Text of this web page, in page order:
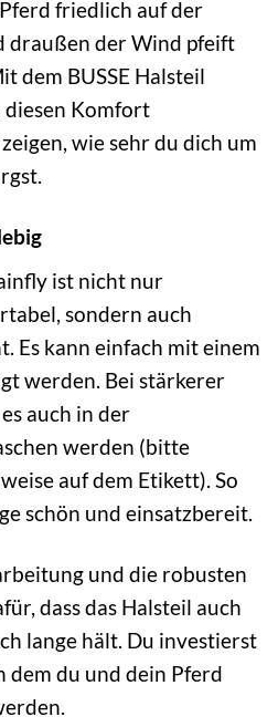
friedlich auf der
draußen der Wind pfeift
dem BUSSE Halsteil
diesen Komfort
wie sehr du dich um
ist nicht nur
sondern auch
Es kann einfach mit einem
werden. Bei stärkerer
auch in der
werden (bitte
auf dem Etikett). So
schön und einsatzbereit.
und die robusten
dass das Halsteil auch
lange hält. Du investierst
dem du und dein Pferd